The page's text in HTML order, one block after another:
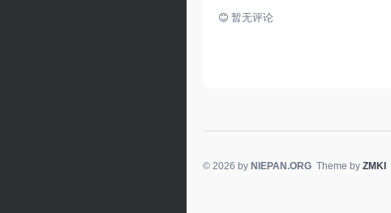
暂无评论
© 2026 by NIEPAN.ORG Theme by ZMKI